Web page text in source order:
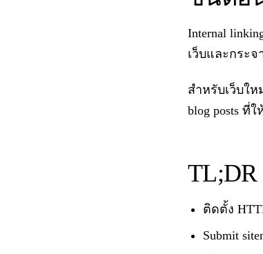
Internal
เว็บและกระจ
สำหรับเว็บให
blog posts ที่
TL;DR
ติดตั้ง
Submit